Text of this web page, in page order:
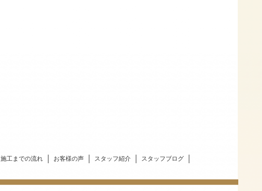
施工までの流れ お客様の声 スタッフ紹介
スタッフブログ